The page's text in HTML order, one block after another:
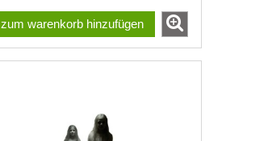
zum warenkorb hinzufügen